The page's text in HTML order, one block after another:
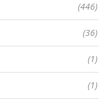
(446)
(36)
(1)
(1)